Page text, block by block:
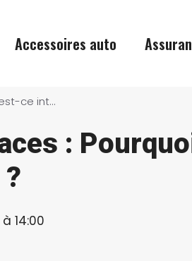
Accessoires auto
Voiture sans permis 4 places : Pourquoi est-ce interdit en France ?
:
14:00